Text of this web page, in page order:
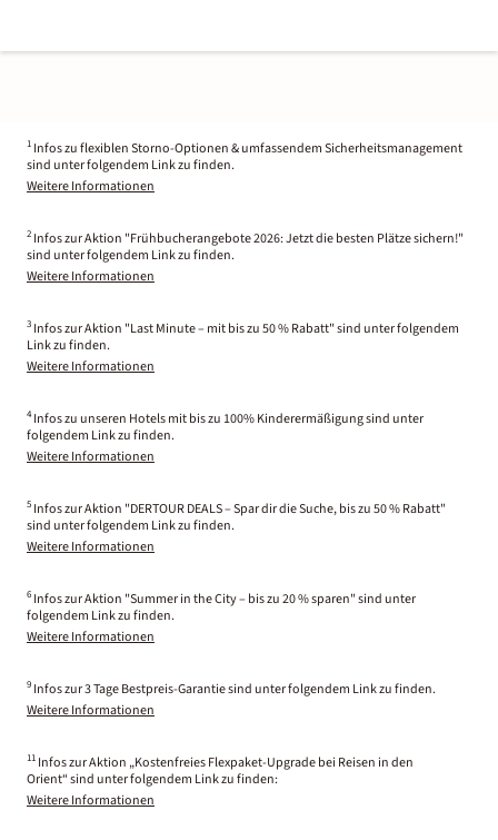
1 Infos zu flexiblen Storno-Optionen & umfassendem Sicherheitsmanagement
sind unter folgendem Link zu finden.
Weitere Informationen
2 Infos zur Aktion "Frühbucherangebote 2026: Jetzt die besten Plätze sichern!"
sind unter folgendem Link zu finden.
Weitere Informationen
3 Infos zur Aktion "Last Minute – mit bis zu 50 % Rabatt" sind unter folgendem
Link zu finden.
Weitere Informationen
4 Infos zu unseren Hotels mit bis zu 100% Kinderermäßigung sind unter
folgendem Link zu finden.
Weitere Informationen
5 Infos zur Aktion "DERTOUR DEALS – Spar dir die Suche, bis zu 50 % Rabatt"
sind unter folgendem Link zu finden.
Weitere Informationen
6 Infos zur Aktion "Summer in the City – bis zu 20 % sparen" sind unter
folgendem Link zu finden.
Weitere Informationen
9 Infos zur 3 Tage Bestpreis-Garantie sind unter folgendem Link zu finden.
Weitere Informationen
11 Infos zur Aktion „Kostenfreies Flexpaket-Upgrade bei Reisen in den
Orient“ sind unter folgendem Link zu finden:
Weitere Informationen